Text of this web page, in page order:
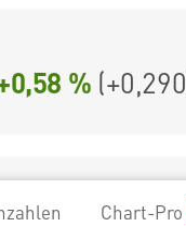
% (+0,290
Chart-Pro